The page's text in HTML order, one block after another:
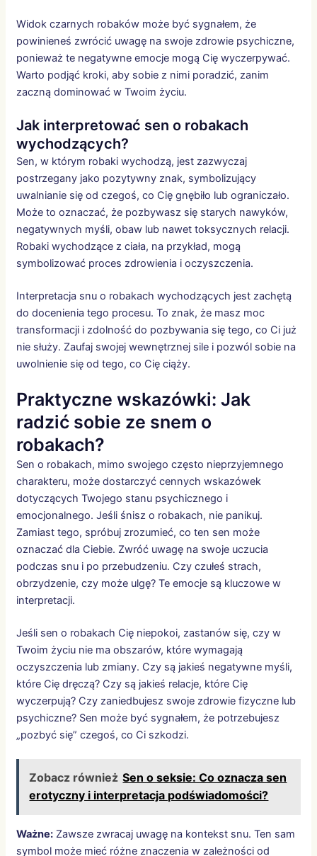
Widok czarnych robaków może być sygnałem, że
powinieneś zwrócić uwagę na swoje zdrowie psychiczne,
ponieważ te negatywne emocje mogą Cię wyczerpywać.
Warto podjąć kroki, aby sobie z nimi poradzić, zanim
zaczną dominować w Twoim życiu.
Jak interpretować sen o robakach
wychodzących?
Sen, w którym robaki wychodzą, jest zazwyczaj
postrzegany jako pozytywny znak, symbolizujący
uwalnianie się od czegoś, co Cię gnębiło lub ograniczało.
Może to oznaczać, że pozbywasz się starych nawyków,
negatywnych myśli, obaw lub nawet toksycznych relacji.
Robaki wychodzące z ciała, na przykład, mogą
symbolizować proces zdrowienia i oczyszczenia.
Interpretacja snu o robakach wychodzących jest zachętą
do docenienia tego procesu. To znak, że masz moc
transformacji i zdolność do pozbywania się tego, co Ci już
nie służy. Zaufaj swojej wewnętrznej sile i pozwól sobie na
uwolnienie się od tego, co Cię ciąży.
Praktyczne wskazówki: Jak
radzić sobie ze snem o
robakach?
Sen o robakach, mimo swojego często nieprzyjemnego
charakteru, może dostarczyć cennych wskazówek
dotyczących Twojego stanu psychicznego i
emocjonalnego. Jeśli śnisz o robakach, nie panikuj.
Zamiast tego, spróbuj zrozumieć, co ten sen może
oznaczać dla Ciebie. Zwróć uwagę na swoje uczucia
podczas snu i po przebudzeniu. Czy czułeś strach,
obrzydzenie, czy może ulgę? Te emocje są kluczowe w
interpretacji.
Jeśli sen o robakach Cię niepokoi, zastanów się, czy w
Twoim życiu nie ma obszarów, które wymagają
oczyszczenia lub zmiany. Czy są jakieś negatywne myśli,
które Cię dręczą? Czy są jakieś relacje, które Cię
wyczerpują? Czy zaniedbujesz swoje zdrowie fizyczne lub
psychiczne? Sen może być sygnałem, że potrzebujesz
„pozbyć się” czegoś, co Ci szkodzi.
Zobacz również Sen o seksie: Co oznacza sen
erotyczny i interpretacja podświadomości?
Ważne:Zawsze zwracaj uwagę na kontekst snu. Ten sam
symbol może mieć różne znaczenia w zależności od